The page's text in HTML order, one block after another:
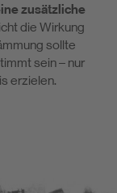
zusätzliche
die Wirkung
sollte
sein – nur
erzielen.